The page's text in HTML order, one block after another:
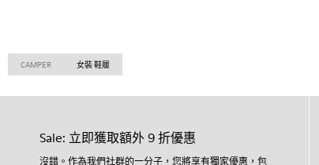
CAMPER 女裝 鞋履
Sale: 立即獲取額外 9 折優惠
沒錯。作為我們社群的一分子，您將享有獨家優惠，包